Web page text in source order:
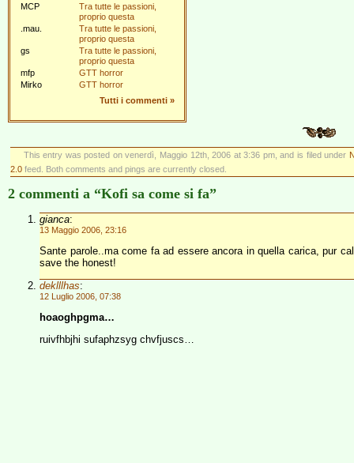
MCP
Tra tutte le passioni,
proprio questa
.mau.
Tra tutte le passioni,
proprio questa
gs
Tra tutte le passioni,
proprio questa
mfp
GTT horror
Mirko
GTT horror
Tutti i commenti »
This entry was posted on venerdì, Maggio 12th, 2006 at 3:36 pm, and is filed under
2.0 feed. Both comments and pings are currently closed.
2 commenti a “Kofi sa come si fa”
gianca:
13 Maggio 2006, 23:16
Sante parole..ma come fa ad essere ancora in quella carica, pur
save the honest!
deklllhas:
12 Luglio 2006, 07:38
hoaoghpgma…
ruivfhbjhi sufaphzsyg chvfjuscs…